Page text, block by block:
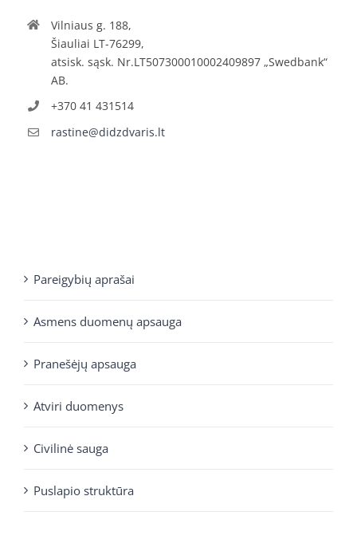
Vilniaus g. 188,
Šiauliai LT-76299,
atsisk. sąsk. Nr.LT507300010002409897 „Swedbank“
AB.
+370 41 431514
rastine@didzdvaris.lt
Pareigybių aprašai
Asmens duomenų apsauga
Pranešėjų apsauga
Atviri duomenys
Civilinė sauga
Puslapio struktūra